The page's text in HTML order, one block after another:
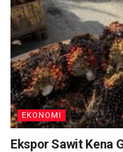
EKONOMI
Ekspor Sawit Kena